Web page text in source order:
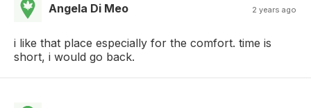
Angela Di Meo 2 years ago
i like that place especially for the comfort. time is
short, i would go back.